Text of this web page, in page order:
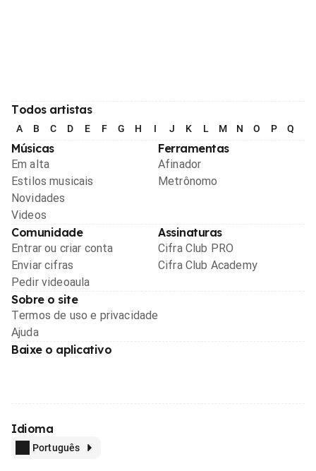
Todos artistas
A B C D E F G H I J K L M N O P Q
Músicas
Em alta
Estilos musicais
Novidades
Videos
Ferramentas
Afinador
Metrônomo
Comunidade
Entrar ou criar conta
Enviar cifras
Pedir videoaula
Assinaturas
Cifra Club PRO
Cifra Club Academy
Sobre o site
Termos de uso e privacidade
Ajuda
Baixe o aplicativo
Idioma
Português